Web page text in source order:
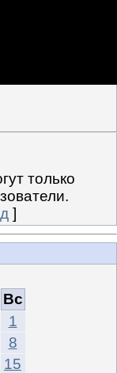
только
]
Вс
1
8
15